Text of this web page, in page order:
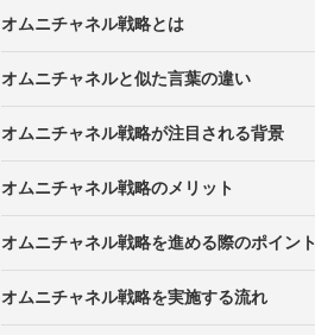
オムニチャネル戦略とは
オムニチャネルと似た言葉の違い
マルチチャネルとの違い
OMOとの違い
O2Oとの違い
オムニチャネル戦略が注目される背景
インターネットとスマートフォンの
情報収集の多様化
購買行動の多様化
オムニチャネル戦略のメリット
メリット1．顧客満足度の向上
メリット2．販売機会の増加
オムニチャネル戦略を進める際のポイント
ポイント1．提供したい価値を明確
オムニチャネル戦略を実施する流れ